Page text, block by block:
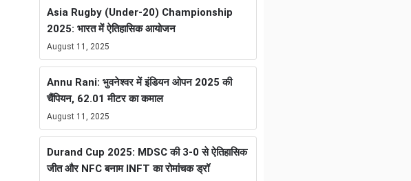
Asia Rugby (Under-20) Championship
2025: भारत में ऐतिहासिक आयोजन
August 11, 2025
Annu Rani: भुवनेश्वर में इंडियन ओपन 2025 की
चैंपियन, 62.01 मीटर का कमाल
August 11, 2025
Durand Cup 2025: MDSC की 3-0 से ऐतिहासिक
जीत और NFC बनाम INFT का रोमांचक ड्रॉ